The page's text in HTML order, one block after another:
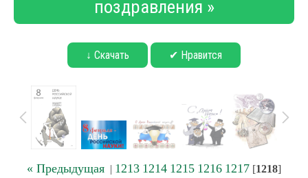
поздравления »
↓ Скачать ✔ Нравится
« Предыдущая | 1213 1214 1215 1216 1217 [1218]